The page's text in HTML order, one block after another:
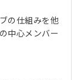
の仕組みを他
中心メンバー